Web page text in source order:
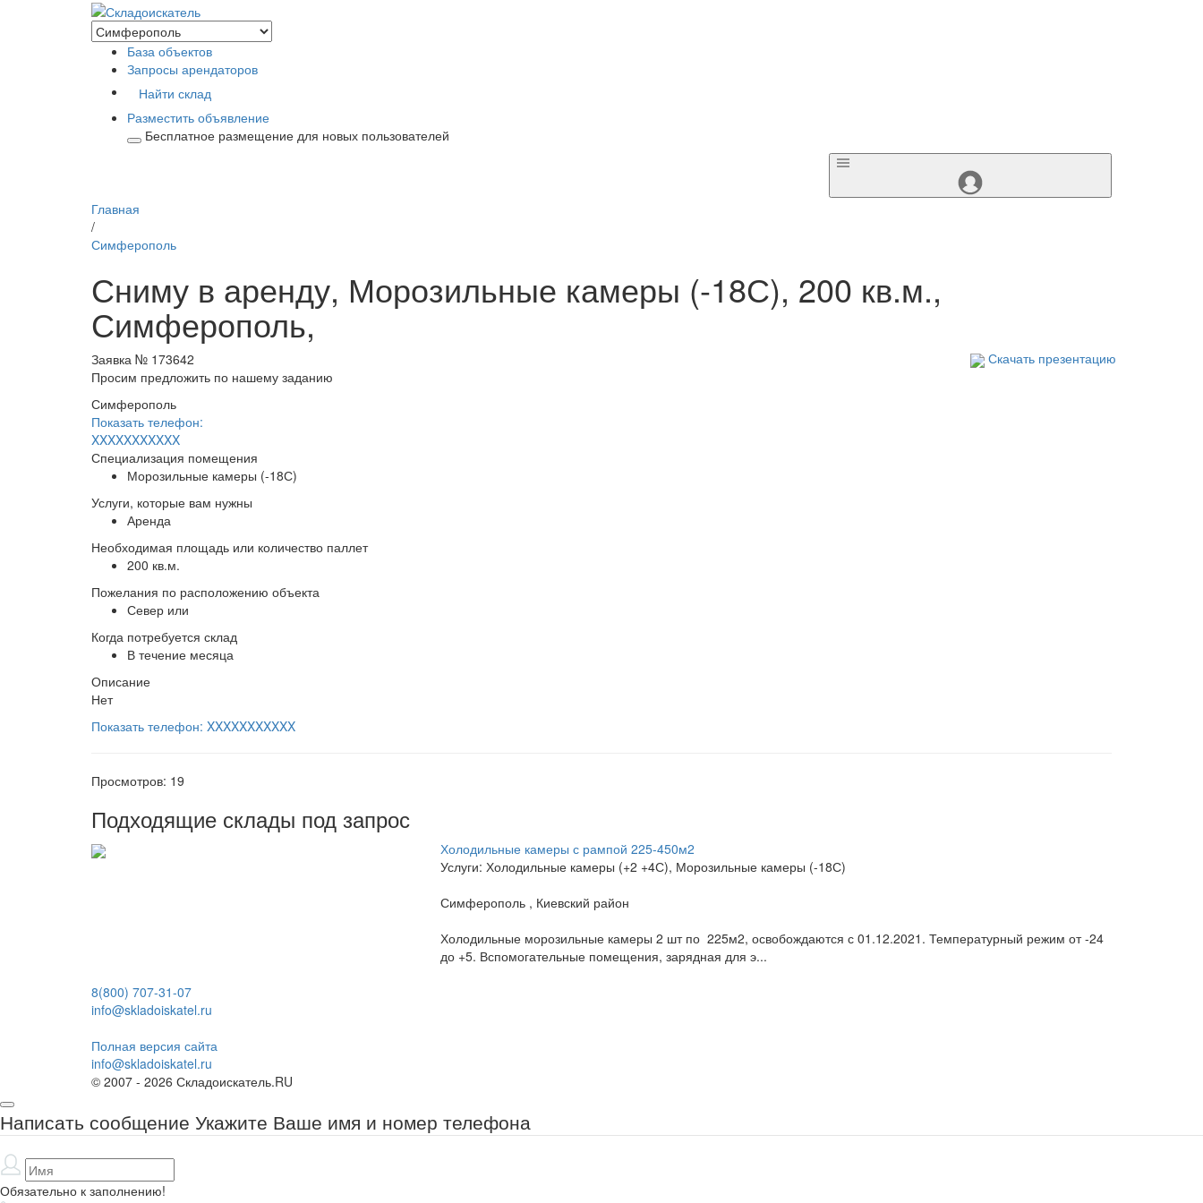
База объектов
Запросы арендаторов
Найти склад
Разместить объявление
Бесплатное размещение для новых пользователей
Главная
/
Симферополь
Сниму в аренду, Морозильные камеры (-18С), 200 кв.м.,
Симферополь,
Заявка № 173642
Просим предложить по нашему заданию
Симферополь
Показать телефон:
XXXXXXXXXXX
Специализация помещения
Морозильные камеры (-18С)
Услуги, которые вам нужны
Аренда
Необходимая площадь или количество паллет
200 кв.м.
Пожелания по расположению объекта
Север или
Когда потребуется склад
В течение месяца
Описание
Нет
Показать телефон: XXXXXXXXXXX
Просмотров: 19
Подходящие склады под запрос
Холодильные камеры с рампой 225-450м2
Услуги: Холодильные камеры (+2 +4С), Морозильные камеры (-18С)
Симферополь , Киевский район
Холодильные морозильные камеры 2 шт по 225м2, освобождаются с 01.12.2021. Температурный режим от -24
до +5. Вспомогательные помещения, зарядная для э...
Скачать презентацию
8(800) 707-31-07
info@skladoiskatel.ru
Полная версия сайта
info@skladoiskatel.ru
© 2007 - 2026 Складоискатель.RU
Написать сообщение Укажите Ваше имя и номер телефона
Обязательно к заполнению!